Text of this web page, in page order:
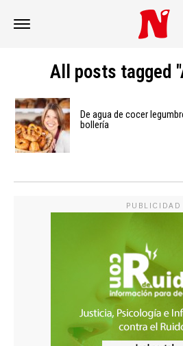
All posts tagged
De agua de cocer
bollería
PUBLICIDAD